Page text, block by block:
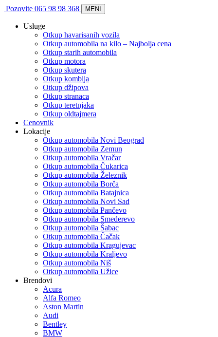
Pozovite 065 98 98 368 MENI
Usluge
Otkup havarisanih vozila
Otkup automobila na kilo – Najbolja cena
Otkup starih automobila
Otkup motora
Otkup skutera
Otkup kombija
Otkup džipova
Otkup stranaca
Otkup teretnjaka
Otkup oldtajmera
Cenovnik
Lokacije
Otkup automobila Novi Beograd
Otkup automobila Zemun
Otkup automobila Vračar
Otkup automobila Čukarica
Otkup automobila Železnik
Otkup automobila Borča
Otkup automobila Batajnica
Otkup automobila Novi Sad
Otkup automobila Pančevo
Otkup automobila Smederevo
Otkup automobila Šabac
Otkup automobila Čačak
Otkup automobila Kragujevac
Otkup automobila Kraljevo
Otkup automobila Niš
Otkup automobila Užice
Brendovi
Acura
Alfa Romeo
Aston Martin
Audi
Bentley
BMW